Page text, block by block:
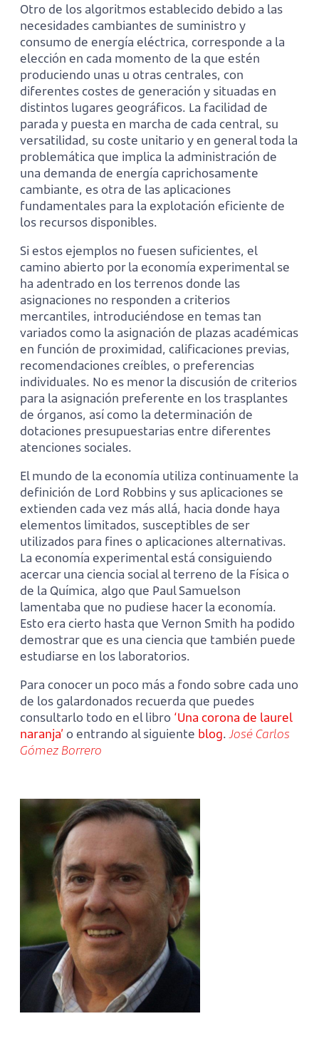
Otro de los algoritmos establecido debido a las
necesidades cambiantes de suministro y
consumo de energía eléctrica, corresponde a la
elección en cada momento de la que estén
produciendo unas u otras centrales, con
diferentes costes de generación y situadas en
distintos lugares geográficos. La facilidad de
parada y puesta en marcha de cada central, su
versatilidad, su coste unitario y en general toda la
problemática que implica la administración de
una demanda de energía caprichosamente
cambiante, es otra de las aplicaciones
fundamentales para la explotación eficiente de
los recursos disponibles.
Si estos ejemplos no fuesen suficientes, el
camino abierto por la economía experimental se
ha adentrado en los terrenos donde las
asignaciones no responden a criterios
mercantiles, introduciéndose en temas tan
variados como la asignación de plazas académicas
en función de proximidad, calificaciones previas,
recomendaciones creíbles, o preferencias
individuales. No es menor la discusión de criterios
para la asignación preferente en los trasplantes
de órganos, así como la determinación de
dotaciones presupuestarias entre diferentes
atenciones sociales.
El mundo de la economía utiliza continuamente la
definición de Lord Robbins y sus aplicaciones se
extienden cada vez más allá, hacia donde haya
elementos limitados, susceptibles de ser
utilizados para fines o aplicaciones alternativas.
La economía experimental está consiguiendo
acercar una ciencia social al terreno de la Física o
de la Química, algo que Paul Samuelson
lamentaba que no pudiese hacer la economía.
Esto era cierto hasta que Vernon Smith ha podido
demostrar que es una ciencia que también puede
estudiarse en los laboratorios.
Para conocer un poco más a fondo sobre cada uno
de los galardonados recuerda que puedes
consultarlo todo en el libro ‘Una corona de laurel
naranja’ o entrando al siguiente blog.José Carlos
Gómez Borrero